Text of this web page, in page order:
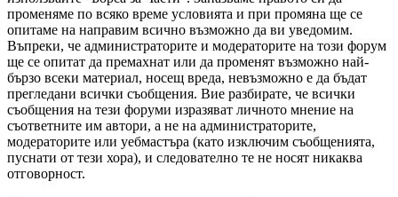
променяме по всяко време условията и при промяна ще се
опитаме на направим всично възможно да ви уведомим.
Въпреки, че администраторите и модераторите на този форум
ще се опитат да премахнат или да променят възможно най-
бързо всеки материал, носещ вреда, невъзможно е да бъдат
прегледани всички съобщения. Вие разбирате, че всички
съобщения на тези форуми изразяват личното мнение на
съответните им автори, а не на администраторите,
модераторите или уебмастъра (като изключим съобщенията,
пуснати от тези хора), и следователно те не носят никаква
отговорност.